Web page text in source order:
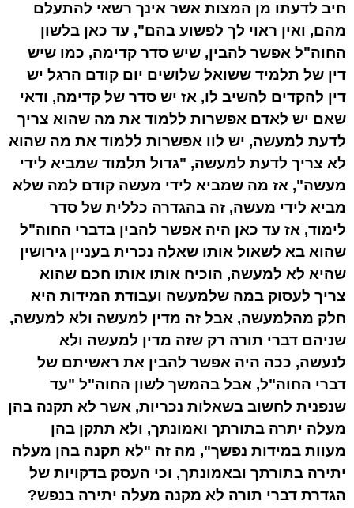
חיב לדעתו מן המצות אשר אינך רשאי להתעלם
מהם, ואין ראוי לך לפשוע בהם", עד כאן בלשון
החוה"ל אפשר להבין, שיש סדר קדימה, כמו שיש
דין של תלמיד ששואל שלושים יום קודם הרגל יש
דין להקדים להשיב לו, אז יש סדר של קדימה, ודאי
שאם יש לאדם אפשרות ללמוד את מה שהוא צריך
לדעת למעשה, יש לוו אפשרות ללמוד את מה שהוא
לא צריך לדעת למעשה, "גדול תלמוד שמביא לידי
מעשה", אז מה שמביא לידי מעשה קודם למה שלא
מביא לידי מעשה, זה בהגדרה כללית של סדר
לימוד, אז עד כאן היה אפשר להבין בדברי החוה"ל
שהוא בא לשאול אותו שאלה נכרית בעניין גירושין
שהיא לא למעשה, הוכיח אותו אותו חכם שהוא
צריך לעסוק במה שלמעשה ועבודת המידות היא
חלק מהלמעשה, אבל זה מדין למעשה ולא למעשה,
שניהם דברי תורה רק שזה מדין למעשה ולא
לנעשה, ככה היה אפשר להבין את ראשיתם של
דברי החוה"ל, אבל בהמשך לשון החוה"ל "עד
שנפנית לחשוב בשאלות נכריות, אשר לא תקנה בהן
מעלה יתרה בתורתך ואמונתך, ולא תתקן בהן
מעוות במידות נפשך", מה זה "לא תקנה בהן מעלה
יתירה בתורתך ובאמונתך, וכי העסק בדקויות של
הגדרת דברי תורה לא מקנה מעלה יתירה בנפש?